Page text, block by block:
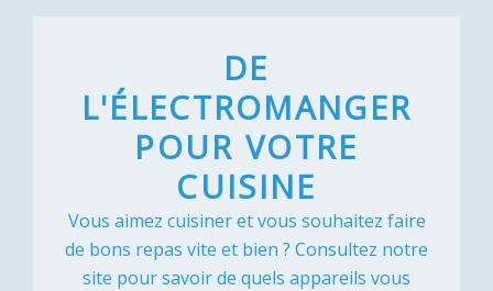
DE
L'ÉLECTROMANGER
POUR VOTRE
CUISINE
Vous aimez cuisiner et vous souhaitez faire
de bons repas vite et bien ? Consultez notre
site pour savoir de quels appareils vous